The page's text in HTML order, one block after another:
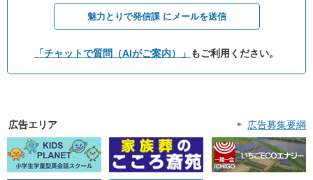
魅力とりで発信課 にメールを送信
「チャットで質問（AIがご案内）」 もご利用ください。
広告エリア 広告募集要綱